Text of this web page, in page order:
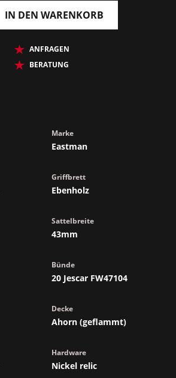
IN DEN WARENKORB
ANFRAGEN
BERATUNG
Marke
Eastman
Griffbrett
Ebenholz
Sattelbreite
43mm
Bünde
20 Jescar FW47104
Decke
Ahorn (geflammt)
Hardware
Nickel relic